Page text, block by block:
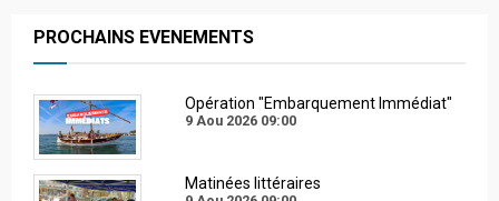
PROCHAINS EVENEMENTS
Opération "Embarquement Immédiat"
9 Aou 2026 09:00
Matinées littéraires